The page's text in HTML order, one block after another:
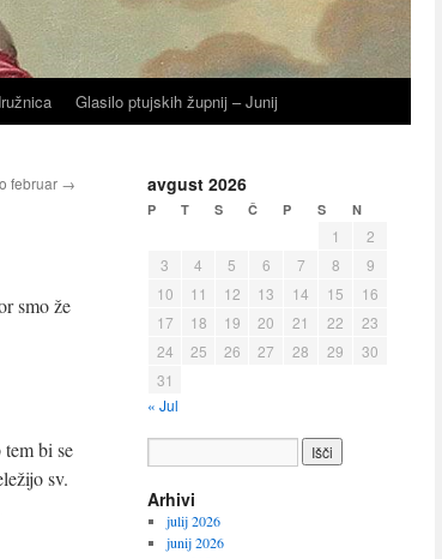
Glasilo ptujskih župnij – Junij
februar →
smo že
bi se
sv.
avgust 2026
P T S Č P S N
1
2
3
4 5 6 7 8
9
10
11 12 13 14 15
16
17
18 19 20 21 22
23
24
25 26 27 28 29
30
31
« Jul
Arhivi
julij 2026
junij 2026